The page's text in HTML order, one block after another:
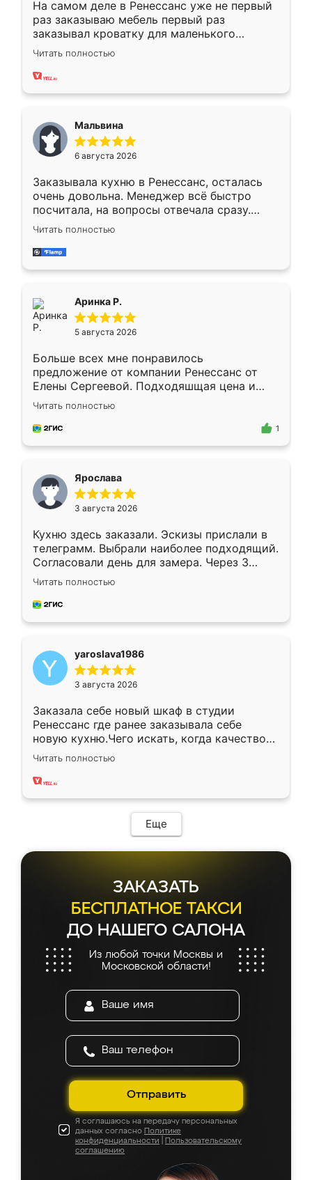
На самом деле в Ренессанс уже не первый
раз заказываю мебель первый раз
заказывал кроватку для маленького
ребёнка при его рождении ,во второй раз
заказал шкаф-купе. По качеству очень
хорошее сборка достаточно быстрая,
меньше, здесь же он более разнообразный.
Мне нравится ,если что-то потребуется из
мебели буду заказывать только здесь.
Читать полностью
Мальвина
6 августа 2026
Заказывала кухню в Ренессанс, осталась
очень довольна. Менеджер всё быстро
посчитала, на вопросы отвечала сразу.
Замерщик приехал в субботу, подошёл к
делу со всей ответственностью. Собрали
за день, ребята работали аккуратно, даже
Читать полностью
Аринка Р.
5 августа 2026
Больше всех мне понравилось
предложение от компании Ренессанс от
Елены Сергеевой. Подходяшщая цена и
короткие сроки изготовления. Приехавший
для замера сотрудник Владислав
предложил по моему эскизу самый
Читать полностью
1
Ярослава
3 августа 2026
Кухню здесь заказали. Эскизы прислали в
телеграмм. Выбрали наиболее подходящий.
Согласовали день для замера. Через 3
недели кухня была уже готова. Остались
довольны работой. Спасибо Ренессанс
мебель за качественную работу!
Читать полностью
yaroslava1986
3 августа 2026
Заказала себе новый шкаф в студии
Ренессанс где ранее заказывала себе
новую кухню.Чего искать, когда качеством
вполне довольна. Служит кухня уже почти
два года, нареканий нет.
Читать полностью
Еще
ЗАКАЗАТЬ
БЕСПЛАТНОЕ ТАКСИ
ДО НАШЕГО САЛОНА
Из любой точки Москвы и
Московской области!
Отправить
Я соглашаюсь на передачу персональных
данных согласно Политике
конфиденциальности
Пользовательскому
соглашению